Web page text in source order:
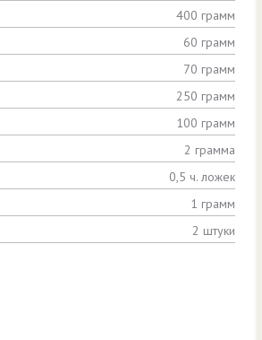
400 грамм
60 грамм
70 грамм
250 грамм
100 грамм
2 грамма
0,5 ч. ложек
1 грамм
2 штуки